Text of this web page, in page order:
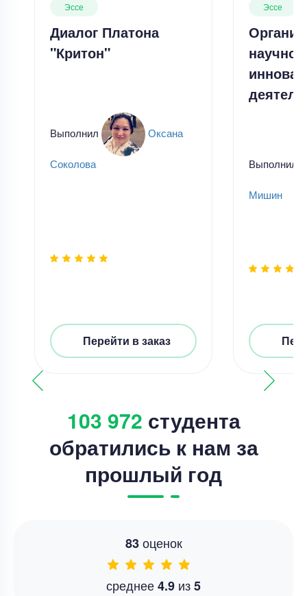
Эссе
Диалог Платона
"Критон"
Выполнил Оксана
Соколова
Перейти в заказ
Эссе
Выполнил
Мишин
103 972 студента
обратились к нам за
прошлый год
83оценок
среднее4.9 из5